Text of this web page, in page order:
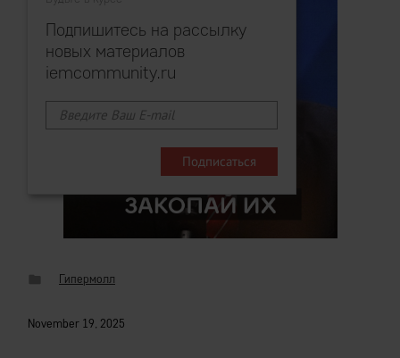
Подпишитесь на рассылку
новых материалов
iemcommunity.ru
Гипермолл
November 19, 2025